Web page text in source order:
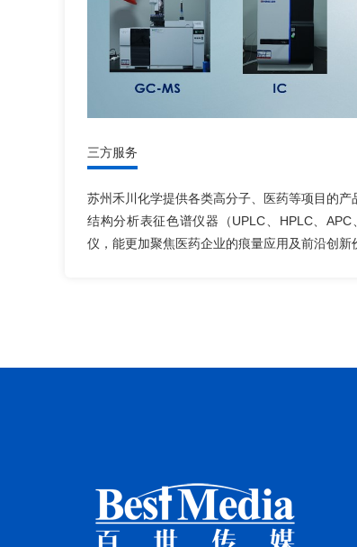
三方服务
苏州禾川化学提供各类高分子、医药等项目的
结构分析表征色谱仪器（UPLC、HPLC、
仪，能更加聚焦医药企业的痕量应用及前沿创新